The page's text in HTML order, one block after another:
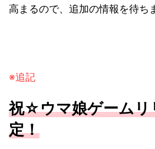
高まるので、追加の情報を待ち
※追記
祝☆ウマ娘ゲームリ
定！